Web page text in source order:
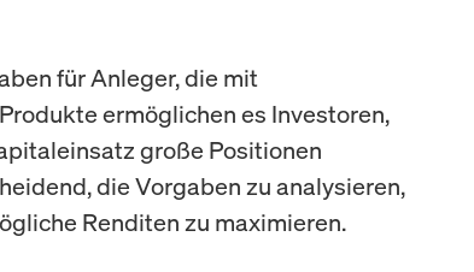
für Anleger, die mit
ermöglichen es Investoren,
große Positionen
die Vorgaben zu analysieren,
Renditen zu maximieren.